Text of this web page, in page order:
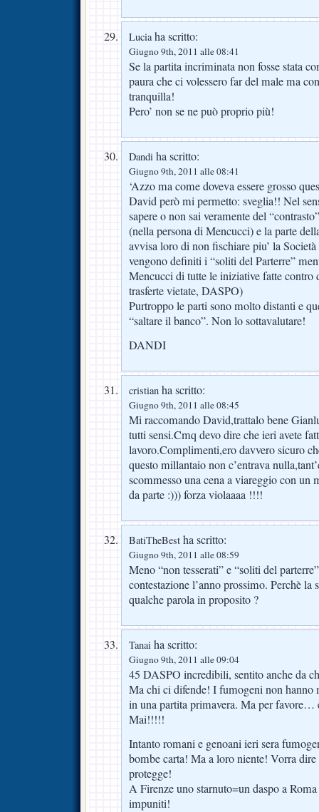
Luciaha scritto:
Giugno 9th, 2011 alle 08:41
Se la partita incriminata non fosse stata
paura che ci volessero far del male ma
tranquilla!
Pero’ non se ne può proprio più!
Dandi ha scritto:
Giugno 9th, 2011 alle 08:41
‘Azzo ma come doveva essere grosso
David però mi permetto: sveglia!! Nel
sapere o non sai veramente del
(nella persona di Mencucci) e la parte
avvisa loro di non fischiare piu’ la
vengono definiti i “soliti del Parterre”
Mencucci di tutte le iniziative fatte
trasferte vietate, DASPO)
Purtroppo le parti sono molto distanti e
“saltare il banco”. Non lo sottavalutare!
DANDI
cristian ha scritto:
Giugno 9th, 2011 alle 08:45
Mi raccomando David,trattalo bene
tutti sensi.Cmq devo dire che ieri avete
lavoro.Complimenti,ero davvero sicuro
questo millantaio non c’entrava
scommesso una cena a viareggio con un
da parte :))) forza violaaaa !!!!
BatiTheBest ha scritto:
Giugno 9th, 2011 alle 08:59
Meno “non tesserati” e “soliti del
contestazione l’anno prossimo. Perchè la
qualche parola in proposito ?
Tanai ha scritto:
Giugno 9th, 2011 alle 09:04
45 DASPO incredibili, sentito anche da
Ma chi ci difende! I fumogeni non hanno
in una partita primavera. Ma per favore…
Mai!!!!!
Intanto romani e genoani ieri sera
bombe carta! Ma a loro niente! Vorra
protegge!
A Firenze uno starnuto=un daspo a
impuniti!